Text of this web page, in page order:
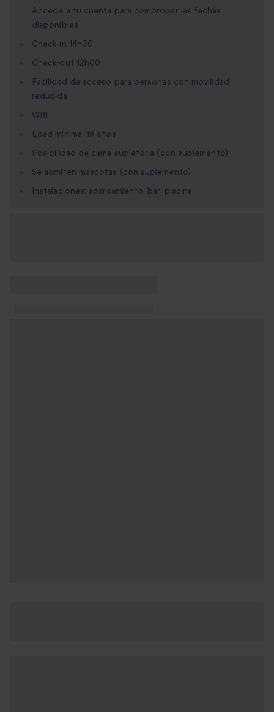
Accede a tu cuenta para comprobar las fechas
disponibles
Check-in 14h00
Check-out 12h00
Facilidad de acceso para personas con movilidad
reducida
Wifi
Edad mínima: 18 años
Posibilidad de cama supletoria (con suplemento)
Se admiten mascotas (con suplemento)
Instalaciones: aparcamiento, bar, piscina